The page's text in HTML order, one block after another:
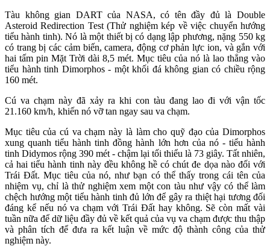
Tàu không gian DART của NASA, có tên đầy đủ là Double
Asteroid Redirection Test (Thử nghiệm kép về việc chuyển hướng
tiểu hành tinh). Nó là một thiết bị có dạng lập phương, nặng 550 kg
có trang bị các cảm biến, camera, động cơ phản lực ion, và gắn với
hai tấm pin Mặt Trời dài 8,5 mét. Mục tiêu của nó là lao thẳng vào
tiểu hành tinh Dimorphos - một khối đá không gian có chiều rộng
160 mét.
Cú va chạm này đã xảy ra khi con tàu đang lao đi với vận tốc
21.160 km/h, khiến nó vỡ tan ngay sau va chạm.
Mục tiêu của cú va chạm này là làm cho quỹ đạo của Dimorphos
xung quanh tiểu hành tinh đồng hành lớn hơn của nó - tiểu hành
tinh Didymos rộng 390 mét - chậm lại tối thiểu là 73 giây. Tất nhiên,
cả hai tiểu hành tinh này đều không hề có chút đe dọa nào đối với
Trái Đất. Mục tiêu của nó, như bạn có thể thấy trong cái tên của
nhiệm vụ, chỉ là thử nghiệm xem một con tàu như vậy có thể làm
chệch hướng một tiểu hành tinh đủ lớn để gây ra thiệt hại tương đối
đáng kể nếu nó va chạm với Trái Đất hay không. Sẽ còn mất vài
tuần nữa để dữ liệu đầy đủ về kết quả của vụ va chạm được thu thập
và phân tích để đưa ra kết luận về mức độ thành công của thử
nghiệm này.